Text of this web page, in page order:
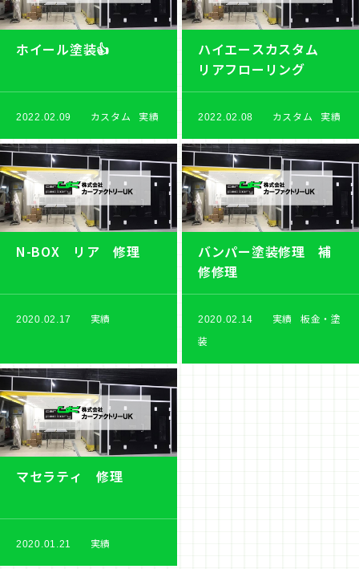
ホイール塗装👍
2022.02.09 カスタム 実績
ハイエースカスタム
リアフローリング
2022.02.08 カスタム 実績
N-BOX リア 修理
2020.02.17 実績
バンパー塗装修理 補
修修理
2020.02.14 実績
板金・塗
装
マセラティ 修理
2020.01.21 実績